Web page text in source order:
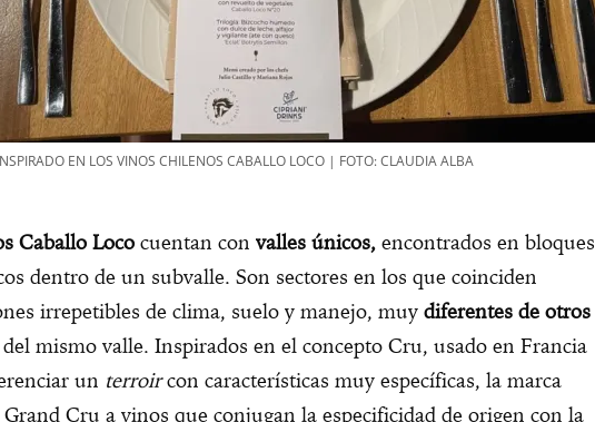
EN LOS VINOS CHILENOS CABALLO LOCO | FOTO: CLAUDIA ALBA
Caballo Loco cuentan con valles únicos, encontrados en bloques
dentro de un subvalle. Son sectores en los que coinciden
irrepetibles de clima, suelo y manejo, muy diferentes de otros
del mismo valle. Inspirados en el concepto Cru, usado en Francia
un terroircon características muy específicas, la marca
Cru a vinos que conjugan la especificidad de origen con la